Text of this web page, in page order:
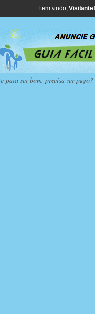
Bem vindo, Visitante!
para ser bom, precisa ser pago?